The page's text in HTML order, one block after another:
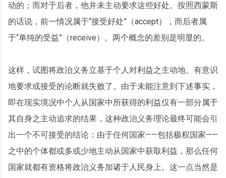
动的；而对于后者，他并未主动要求这些好处。按照西蒙斯
的话说，前一情况属于“接受好处”（accept），而后者属
于“单纯的受益”（receive）。两个概念的差别是明显的。
这样，试图将政治义务立基于个人对利益之主动地、有意识
地要求或接受的论断就失败了。由于未能注意到下述事实，
即在现实境况中个人从国家中所获得的利益仅有一部分属于
其自身之主动追求的结果，这种政治义务理论最终可能会引
出一个不可接受的结论：由于任何国家——包括极权国家——
之中的个体都或多或少地主动从国家中获取利益，那么任何
国家就都有资格将政治义务加诸于人民身上。这一点当然是